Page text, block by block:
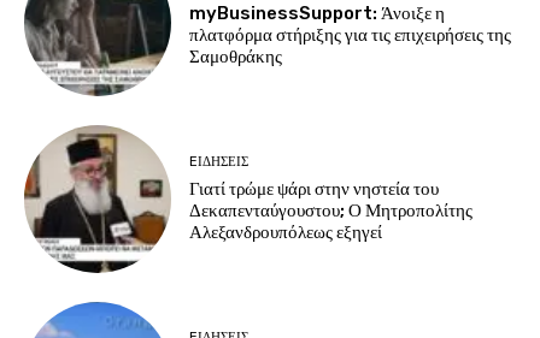
myBusinessSupport: Άνοιξε η
πλατφόρμα στήριξης για τις επιχειρήσεις της
Σαμοθράκης
EΙΔΗΣΕΙΣ
Γιατί τρώμε ψάρι στην νηστεία του
Δεκαπενταύγουστου; Ο Μητροπολίτης
Αλεξανδρουπόλεως εξηγεί